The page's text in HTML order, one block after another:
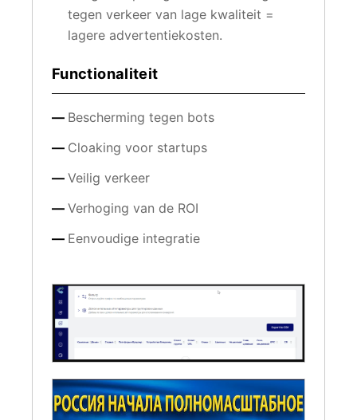
tegen verkeer van lage kwaliteit =
lagere advertentiekosten.
Functionaliteit
Bescherming tegen bots
Cloaking voor startups
Veilig verkeer
Verhoging van de ROI
Eenvoudige integratie